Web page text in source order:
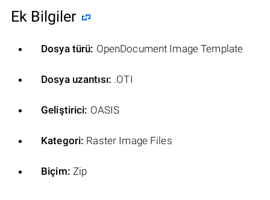
Ek Bilgiler
Dosya türü: OpenDocument Image Template
Dosya uzantısı: .OTI
Geliştirici: OASIS
Kategori: Raster Image Files
Biçim: Zip